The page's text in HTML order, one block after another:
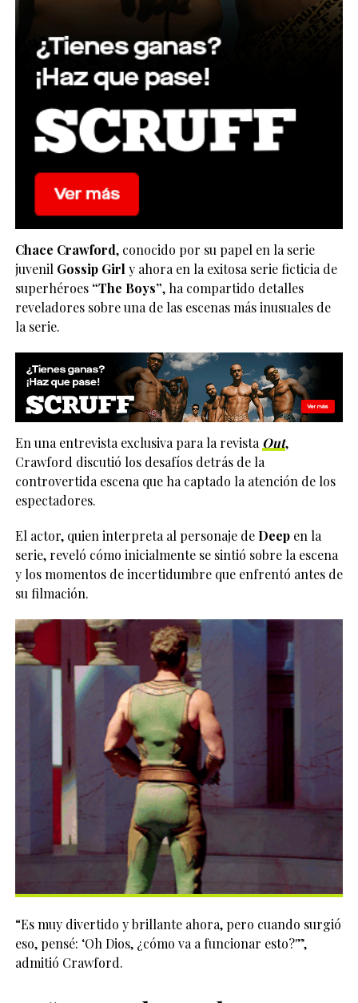
Chace Crawford, conocido por su papel en la serie
juvenil Gossip Girl y ahora en la exitosa serie ficticia de
superhéroes “The Boys”, ha compartido detalles
reveladores sobre una de las escenas más inusuales de
la serie.
En una entrevista exclusiva para la revistaOut,
Crawford discutió los desafíos detrás de la
controvertida escena que ha captado la atención de los
espectadores.
El actor, quien interpreta al personaje de Deepen la
serie, reveló cómo inicialmente se sintió sobre la escena
y los momentos de incertidumbre que enfrentó antes de
su filmación.
“Es muy divertido y brillante ahora, pero cuando surgió
eso, pensé: ‘Oh Dios, ¿cómo va a funcionar esto?'”,
admitió Crawford.